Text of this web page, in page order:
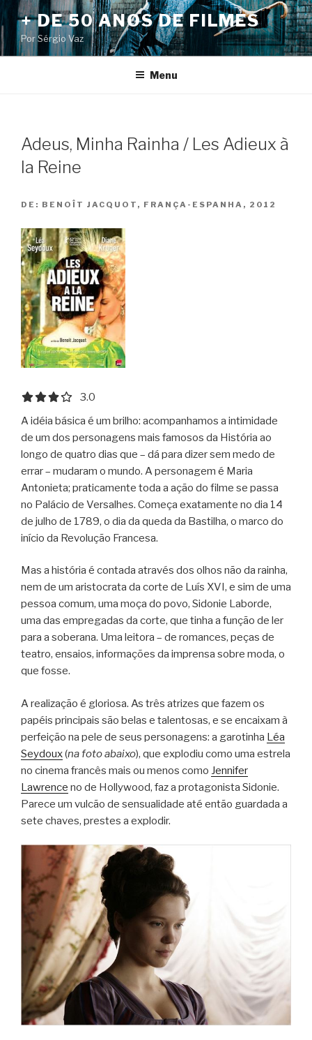
Pular
para
o
conteúdo
+ DE 50 ANOS DE FILMES
Por Sérgio Vaz
Menu
Adeus, Minha Rainha / Les Adieux à
la Reine
DE: BENOÎT JACQUOT, FRANÇA-ESPANHA, 2012
3.0 out of 5.0 stars
3.0
A idéia básica é um brilho: acompanhamos a intimidade
de um dos personagens mais famosos da História ao
longo de quatro dias que – dá para dizer sem medo de
errar – mudaram o mundo. A personagem é Maria
Antonieta; praticamente toda a ação do filme se passa
no Palácio de Versalhes. Começa exatamente no dia 14
de julho de 1789, o dia da queda da Bastilha, o marco do
início da Revolução Francesa.
Mas a história é contada através dos olhos não da rainha,
nem de um aristocrata da corte de Luís XVI, e sim de uma
pessoa comum, uma moça do povo, Sidonie Laborde,
uma das empregadas da corte, que tinha a função de ler
para a soberana. Uma leitora – de romances, peças de
teatro, ensaios, informações da imprensa sobre moda, o
que fosse.
A realização é gloriosa. As três atrizes que fazem os
papéis principais são belas e talentosas, e se encaixam à
perfeição na pele de seus personagens: a garotinha Léa
Seydoux(na foto abaixo), que explodiu como uma estrela
no cinema francês mais ou menos como Jennifer
Lawrence no de Hollywood, faz a protagonista Sidonie.
Parece um vulcão de sensualidade até então guardada a
sete chaves, prestes a explodir.